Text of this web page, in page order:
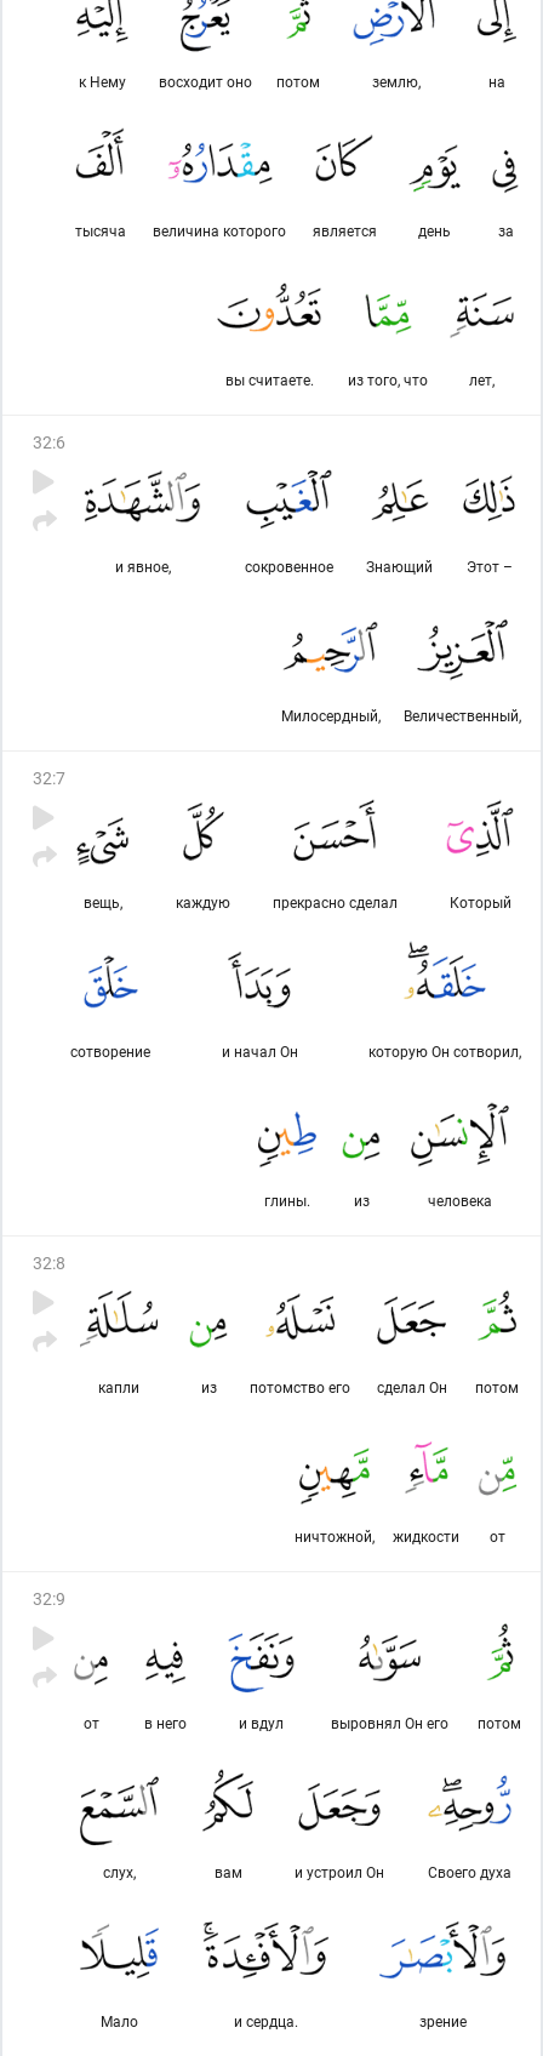
на
землю,
потом
восходит оно
к Нему
за
день
является
величина которого
тысяча
лет,
из того, что
вы считаете.
32:6
Этот –
Знающий
сокровенное
и явное,
Величественный,
Милосердный,
32:7
Который
прекрасно сделал
каждую
вещь,
которую Он сотворил,
и начал Он
сотворение
человека
из
глины.
32:8
потом
сделал Он
потомство его
из
капли
от
жидкости
ничтожной,
32:9
потом
выровнял Он его
и вдул
в него
от
Своего духа
и устроил Он
вам
слух,
зрение
и сердца.
Мало